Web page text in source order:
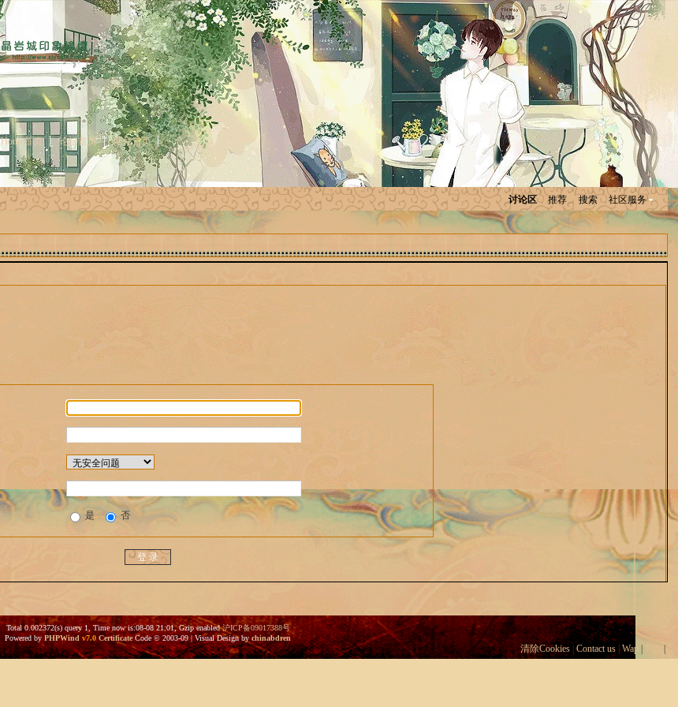
Home首页 论坛首页 网站首页
讨论区 推荐 搜索 社区服务
是 否
Total 0.002372(s) query 1, Time now is:08-08 21:01, Gzip enabled 沪ICP备09017388号
Powered byPHPWind v7.0 CertificateCode © 2003-09 | Visual Design bychinabdren
清除Cookies|Contact us|Wap